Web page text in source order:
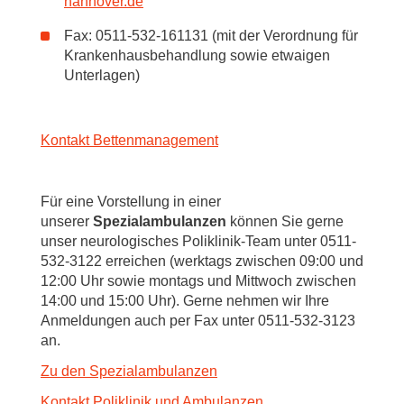
Fax: 0511-532-161131 (mit der Verordnung für
Krankenhausbehandlung sowie etwaigen
Unterlagen)
Kontakt Bettenmanagement
Für eine Vorstellung in einer
unserer Spezialambulanzen können Sie gerne
unser neurologisches Poliklinik-Team unter 0511-
532-3122 erreichen (werktags zwischen 09:00 und
12:00 Uhr sowie montags und Mittwoch zwischen
14:00 und 15:00 Uhr). Gerne nehmen wir Ihre
Anmeldungen auch per Fax unter 0511-532-3123
an.
Zu den Spezialambulanzen